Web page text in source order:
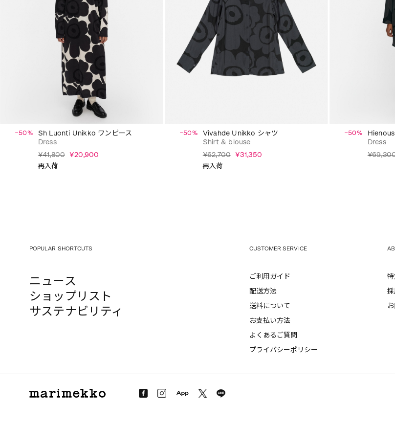
−50%
Sh Luonti Unikko ワンピース
Dress
¥41,800 ¥20,900
再入荷
−50%
Vivahde Unikko シャツ
Shirt & blouse
¥62,700 ¥31,350
再入荷
−50%
Dress
POPULAR SHORTCUTS
ニュース
ショップリスト
サステナビリティ
CUSTOMER SERVICE
ご利用ガイド
配送方法
送料について
お支払い方法
よくあるご質問
プライバシーポリシー